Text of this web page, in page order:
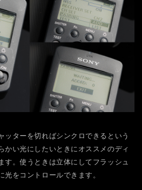
ッターを切ればシンクロできるという
かい光にしたいときにオススメのディ
す。使うときは立体にしてフラッシュ
光をコントロールできます。